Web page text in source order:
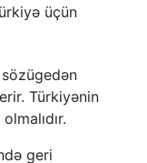
üçün
Türkiyənin
geri